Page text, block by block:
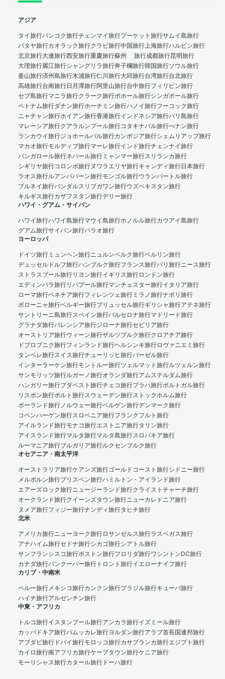
アジア
タイ旅行バンコク旅行チェンマイ旅行プーケット旅行サムイ島旅行
パタヤ旅行カオラック旅行クラビ旅行中国旅行上海旅行ハルビン旅行
北京旅行大連旅行西安旅行重慶旅行蘇州 旅行成都旅行昆明旅行
大理旅行麗江旅行シャングリラ旅行奔子欄旅行韓国旅行ソウル旅行
釜山旅行済州島旅行木浦旅行仁川旅行大邱旅行台湾旅行台北旅行
高雄旅行台南旅行日月潭旅行阿里山旅行台中旅行フィリピン旅行
セブ島旅行マニラ旅行クラーク旅行ボホール旅行シンガポール旅行
ベトナム旅行ダナン旅行ホーチミン旅行ハノイ旅行フーコック旅行
ニャチャン旅行ホイアン旅行香港旅行インドネシア旅行バリ島旅行
マレーシア旅行クアラルンプール旅行コタキナバル旅行ぺナン旅行
ランカウイ旅行ジョホールバル旅行カンボジア旅行シェムリアップ旅行
マカオ旅行モルディブ旅行マーレ旅行インド旅行チェンナイ旅行
バンガロール旅行ネパール旅行 ミャンマー旅行スリランカ旅行
シギリヤ旅行コロンボ旅行ヌワラエリヤ旅行キャンディ旅行日本旅行
ラオス旅行ルアンパバーン旅行モンゴル旅行ウランバートル旅行
ブルネイ旅行バンダルスリブガワン旅行ウズベキスタン旅行
キルギス旅行カザフスタン旅行デリー旅行
ハワイ・グアム・サイパン
ハワイ旅行ハワイ島旅行マウイ島旅行ホノルル旅行カウアイ島旅行
グアム旅行サイパン旅行パラオ旅行
ヨーロッパ
ドイツ旅行 ミュンヘン旅行ニュルンベルク旅行ベルリン旅行
デュッセルドルフ旅行ハンブルク旅行フランス旅行パリ旅行ニース旅行
ストラスブール旅行リヨン旅行イギリス旅行ロンドン旅行
エディンバラ旅行リバプール旅行マンチェスター旅行イタリア旅行
ローマ旅行ベネチア旅行フィレンツェ旅行 ミラノ旅行ナポリ旅行
ボローニャ旅行ベルギー旅行ブリュッセル旅行ギリシャ旅行アテネ旅行
サントリーニ島旅行スペイン旅行バルセロナ旅行マドリード旅行
グラナダ旅行バレンシア旅行ジローナ旅行セビリア旅行
オーストリア旅行ウィーン旅行ザルツブルク旅行クロアチア旅行
ドブロブニク旅行フィンランド旅行ヘルシンキ旅行ロヴァニエミ旅行
タンペレ旅行スイス旅行チューリッヒ旅行バーゼル旅行
インターラーケン旅行モントルー旅行ツェルマット旅行ルツェルン旅行
サンモリッツ旅行ルガーノ旅行オランダ旅行アムステルダム旅行
ハンガリー旅行ブダペスト旅行チェコ旅行プラハ旅行ポルトガル旅行
リスボン旅行ポルト旅行スウェーデン旅行ストックホルム旅行
ポーランド旅行ノルウェー旅行ベルゲン旅行デンマーク旅行
コペンハーゲン旅行スロベニア旅行フランクフルト旅行
アイルランド旅行モナコ旅行エストニア旅行タリン旅行
アイスランド旅行マルタ旅行マルタ島旅行スロバキア旅行
ルーマニア旅行ブルガリア旅行ルクセンブルク旅行
オセアニア・南太平洋
オーストラリア旅行ケアンズ旅行ゴールドコースト旅行シドニー旅行
メルボルン旅行ブリスベン旅行ハミルトン・アイランド旅行
エアーズロック旅行ニュージーランド旅行クライストチャーチ旅行
オークランド旅行クイーンズタウン旅行ニューカレドニア旅行
ヌメア旅行フィジー旅行ナンディ旅行タヒチ旅行
北米
アメリカ旅行ニューヨーク旅行ロサンゼルス旅行ラスベガス旅行
アナハイム旅行セドナ旅行シカゴ旅行シアトル旅行
サンフランシスコ旅行ボストン旅行フロリダ旅行ワシントンDC旅行
カナダ旅行バンクーバー旅行 トロント旅行イエローナイフ旅行
カリブ・中南米
ペルー旅行メキシコ旅行カンクン旅行ブラジル旅行キューバ旅行
ハイチ旅行アルゼンチン旅行
中東・アフリカ
トルコ旅行イスタンブール旅行アンカラ旅行イズミール旅行
カッパドキア旅行パムッカレ旅行ヨルダン旅行アラブ首長国連邦旅行
アブダビ旅行 ドバイ旅行モロッコ旅行カサブランカ旅行エジプト旅行
カイロ旅行南アフリカ旅行ケープタウン旅行ケニア旅行
モーリシャス旅行カタール旅行 ドーハ旅行